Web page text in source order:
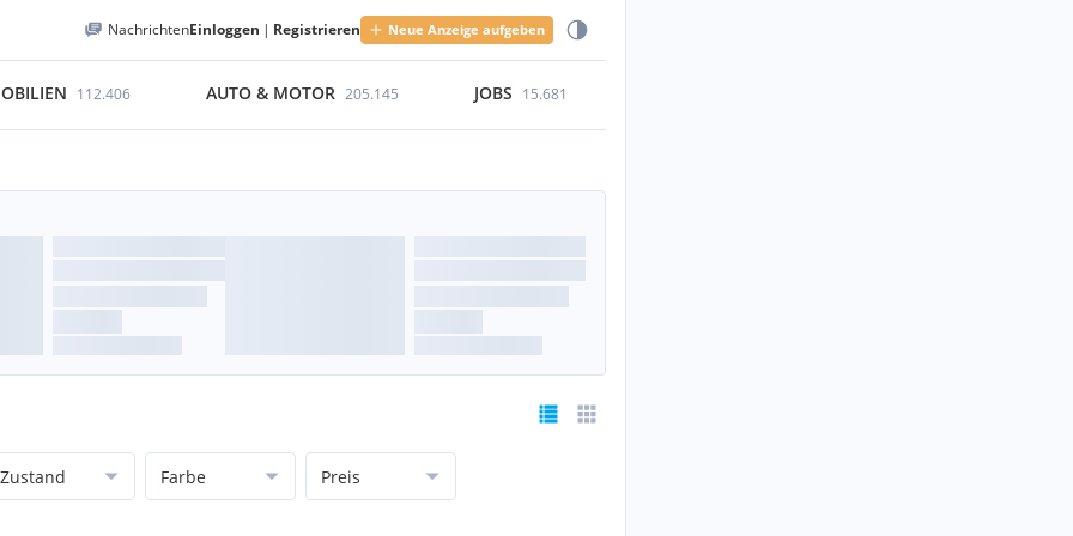
NachrichtenEinloggen | Registrieren Neue Anzeige aufgeben
112.406 AUTO & MOTOR 205.145 JOBS 15.681
Zustand Farbe Preis